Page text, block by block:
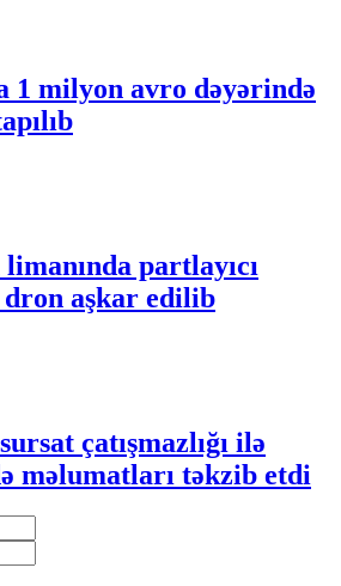
1 milyon avro dəyərində
partlayıcı
dron aşkar edilib
çatışmazlığı ilə
məlumatları təkzib etdi